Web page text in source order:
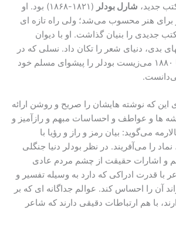
جدید، شارل بودلر
(۱۸۲۱-۱۸۶۸) بود. او
برای هنر محسوب می‌شد؛ ولی راه تازه ای
جدیدی را بنیان گذاشت. او با دیوان
بدی، دنیای شعر را تکان داد. نسلی که در
خلال سالهای ۱۸۵۷ تا ۱۸۸۰ می‌زیست بودلر را پیشوای مسلم خود
که نوشته هایشان را صریح و روشن ارائه
ها و عواطف و احساسات مبهم و رازآمیز و
می‌گوید: بیان رمز و راز و رؤیا با
را می‌آفریند. در نظر بودلر دنیا جنگلی
و اشارات حقیقت از چشم مردم عادی
با قدرت ادراکی که دارد به وسیله تفسیر و
آن را احساس کند. عوالم جداگانه ای که بر
با هم ارتباطات دقیقی دارند که شاعر